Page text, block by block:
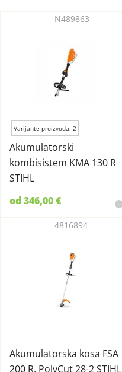
Varijante proizvoda: 2
Akumulatorski
kombisistem KMA 130 R
STIHL
N489863
od 346,00 €
Akumulatorska kosa FSA
200 R, PolyCut 28-2 STIHL
4816894